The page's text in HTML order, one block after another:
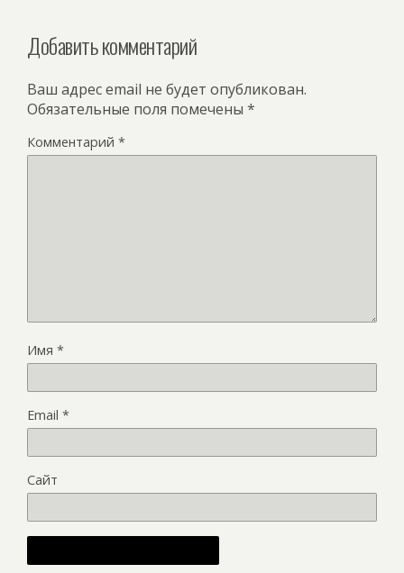
Добавить комментарий
Ваш адрес email не будет опубликован.
Обязательные поля помечены *
Комментарий *
Имя *
Email *
Сайт